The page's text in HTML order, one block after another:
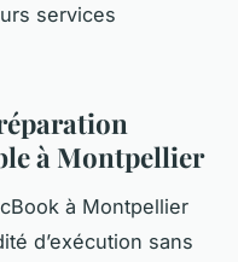
services
à Montpellier
à Montpellier
d’exécution sans